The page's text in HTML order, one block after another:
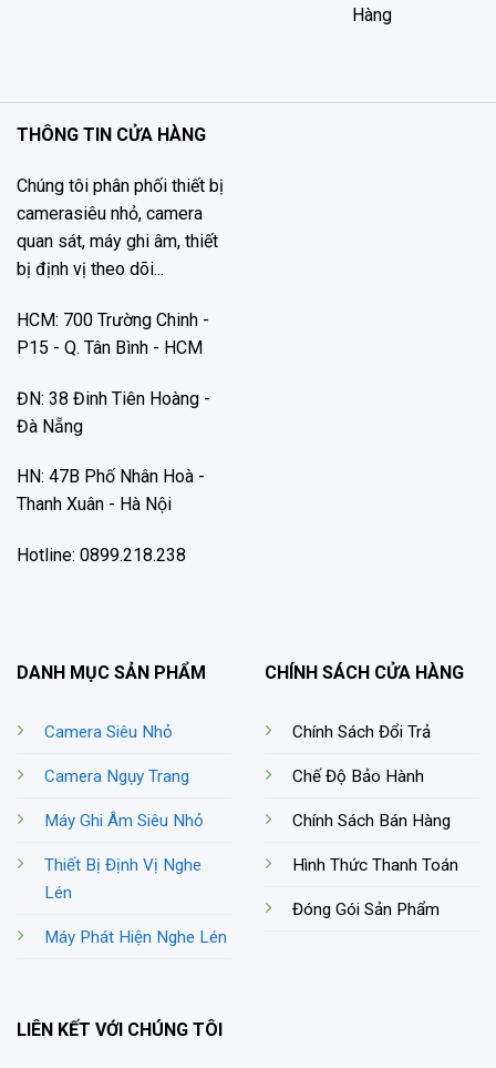
Hàng
THÔNG TIN CỬA HÀNG
Chúng tôi phân phối thiết bị
camerasiêu nhỏ, camera
quan sát, máy ghi âm, thiết
bị định vị theo dõi...
HCM: 700 Trường Chinh -
P15 - Q. Tân Bình - HCM
ĐN: 38 Đinh Tiên Hoàng -
Đà Nẵng
HN: 47B Phố Nhân Hoà -
Thanh Xuân - Hà Nội
Hotline: 0899.218.238
DANH MỤC SẢN PHẨM
Camera Siêu Nhỏ
Camera Ngụy Trang
Máy Ghi Âm Siêu Nhỏ
Thiết Bị Định Vị Nghe
Lén
Máy Phát Hiện Nghe Lén
CHÍNH SÁCH CỬA HÀNG
Chính Sách Đổi Trả
Chế Độ Bảo Hành
Chính Sách Bán Hàng
Hình Thức Thanh Toán
Đóng Gói Sản Phẩm
LIÊN KẾT VỚI CHÚNG TÔI